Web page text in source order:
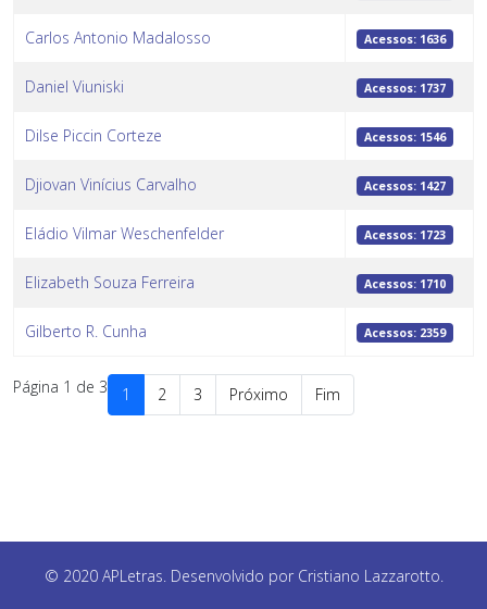
Carlos Antonio Madalosso Acessos: 1636
Daniel Viuniski Acessos: 1737
Dilse Piccin Corteze Acessos: 1546
Djiovan Vinícius Carvalho Acessos: 1427
Eládio Vilmar Weschenfelder Acessos: 1723
Elizabeth Souza Ferreira Acessos: 1710
Gilberto R. Cunha Acessos: 2359
Página 1 de 3 1 2 3 Próximo Fim
© 2020 APLetras. Desenvolvido por Cristiano Lazzarotto.